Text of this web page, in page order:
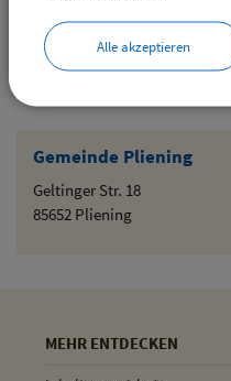
Gemeinde Pliening
Geltinger Str. 18
85652 Pliening
MEHR ENTDECKEN
Alle akzeptieren